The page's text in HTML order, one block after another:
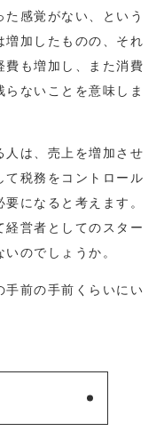
感覚がない、という
増加したものの、それ
費も増加し、また消費
ないことを意味しま
人は、売上を増加させ
て税務をコントロール
になると考えます。
経営者としてのスター
のでしょうか。
手前の手前くらいにい